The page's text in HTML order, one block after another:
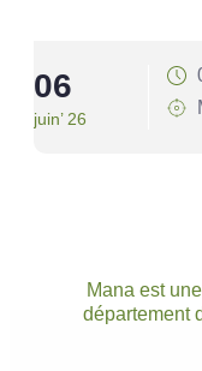
06
juin’ 26
Mana est
département